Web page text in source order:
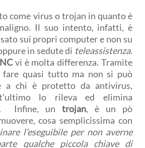
come virus o trojan in quanto è
Il suo intento, infatti, è
sui propri computer e non su
in sedute di teleassistenza.
vi è molta differenza. Tramite
quasi tutto ma non si può
a chi è protetto da antivirus,
lo rileva ed elimina
Infine, un trojan, è un pò
cosa semplicissima con
l’eseguibile per non averne
qualche piccola chiave di